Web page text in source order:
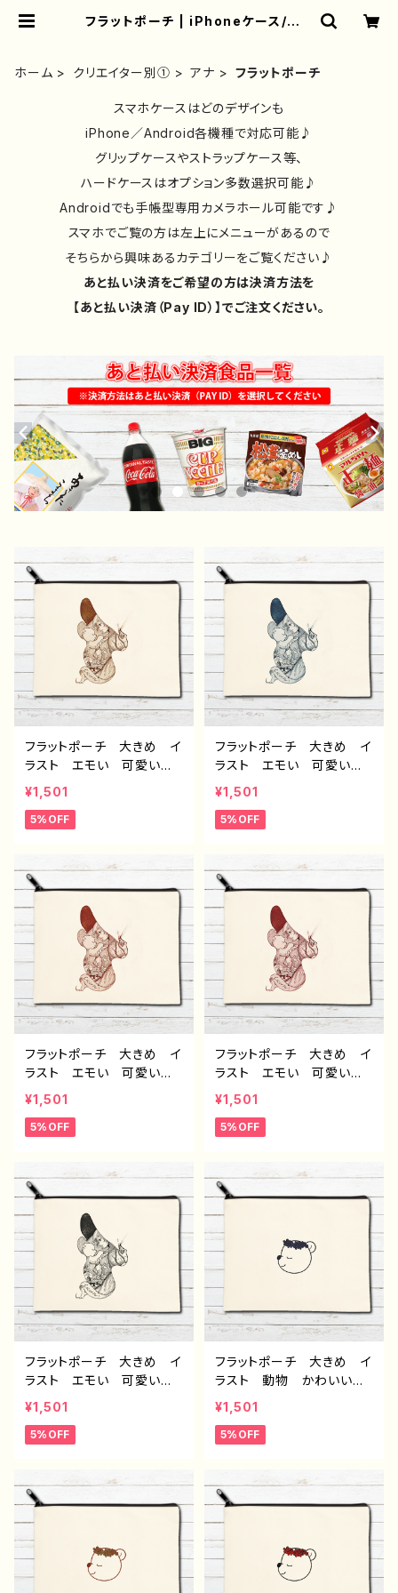
フラットポーチ | iPhoneケース/スマ
雑貨屋アリうさ
ホーム クリエイター別① アナ フラットポーチ
スマホケースはどのデザインも
iPhone／Android各機種で対応可能♪
グリップケースやストラップケース等、
ハードケースはオプション多数選択可能♪
Androidでも手帳型専用カメラホール可能です♪
スマホでご覧の方は左上にメニューがあるので
そちらから興味あるカテゴリーをご覧ください♪
あと払い決済をご希望の方は決済方法を
【あと払い決済（Pay ID）】でご注文ください。
フラットポーチ 大きめ イ
ラスト エモい 可愛い女
の子 おしゃれ かわい
い メイクポーチ ミニポ
ーチ 化粧ポーチ コスメ
ー クリエイター 絵師
オリジナル デザイン グッ
ズ タイトル：Cocoon2
作：アナ F-5
¥1,501
5%OFF
フラットポーチ 大きめ イ
ラスト エモい 可愛い女
の子 おしゃれ かわい
い メイクポーチ ミニポ
ーチ 化粧ポーチ コスメ
ー クリエイター 絵師
オリジナル デザイン グッ
ズ タイトル：Cocoon5
作：アナ F-5
¥1,501
5%OFF
フラットポーチ 大きめ イ
ラスト エモい 可愛い女
の子 おしゃれ かわい
い メイクポーチ ミニポ
ーチ 化粧ポーチ コスメ
ー クリエイター 絵師
オリジナル デザイン グッ
ズ タイトル：Cocoon4
作：アナ F-5
¥1,501
5%OFF
フラットポーチ 大きめ イ
ラスト エモい 可愛い女
の子 おしゃれ かわい
い メイクポーチ ミニポ
ーチ 化粧ポーチ コスメ
ー クリエイター 絵師
オリジナル デザイン グッ
作：アナ F-5
¥1,501
5%OFF
フラットポーチ 大きめ イ
ラスト エモい 可愛い女
の子 おしゃれ かわい
い メイクポーチ ミニポ
ーチ 化粧ポーチ コスメ
ー クリエイター 絵師
オリジナル デザイン グッ
作：アナ F-5
¥1,501
5%OFF
フラットポーチ 大きめ イ
ラスト 動物 かわいい
おしゃれ ゆるかわ メイ
クポーチ ミニポーチ 化
粧ポーチ コスメポーチ
ター 絵師 オリジナル
デザイン グッズ タイト
¥1,501
5%OFF